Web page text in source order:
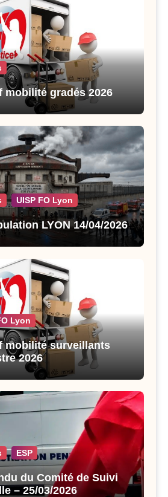
mobilité gradés 2026
UISP FO Lyon
LYON 14/04/2026
Lyon
mobilité surveillants
2026
ESP
du Comité de Suivi
– 25/03/2026